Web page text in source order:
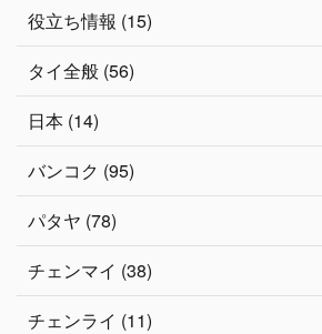
役立ち情報 (15)
タイ全般 (56)
日本 (14)
バンコク (95)
パタヤ (78)
チェンマイ (38)
チェンライ (11)